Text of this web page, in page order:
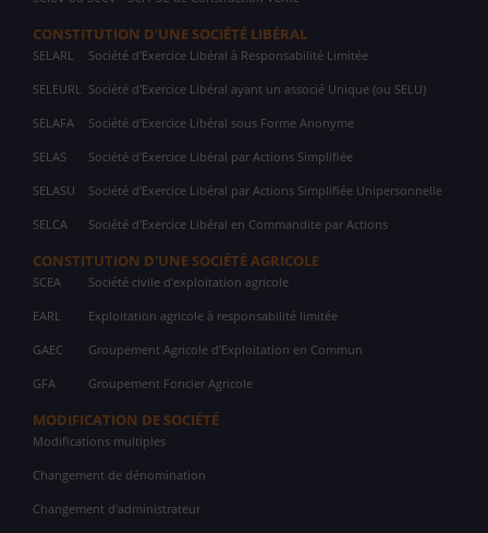
CONSTITUTION D'UNE SOCIÉTÉ LIBÉRAL
SELARL Société d'Exercice Libéral à Responsabilité Limitée
SELEURL Société d'Exercice Libéral ayant un associé Unique (ou SELU)
SELAFA Société d'Exercice Libéral sous Forme Anonyme
SELAS Société d'Exercice Libéral par Actions Simplifiée
SELASU Société d'Exercice Libéral par Actions Simplifiée Unipersonnelle
SELCA Société d'Exercice Libéral en Commandite par Actions
CONSTITUTION D'UNE SOCIÉTÉ AGRICOLE
SCEA Société civile d'exploitation agricole
EARL Exploitation agricole à responsabilité limitée
GAEC Groupement Agricole d'Exploitation en Commun
GFA Groupement Foncier Agricole
MODIFICATION DE SOCIÉTÉ
Modifications multiples
Changement de dénomination
Changement d'administrateur